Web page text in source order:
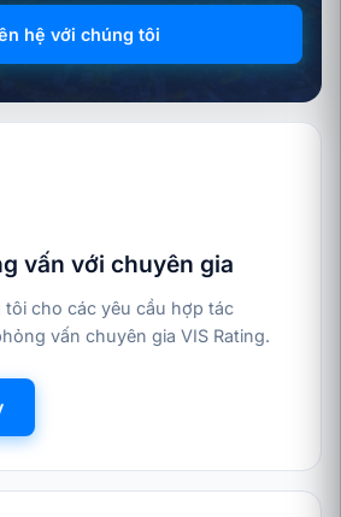
hệ với chúng tôi
vấn với chuyên gia
tôi cho các yêu cầu hợp tác
vấn chuyên gia VIS Rating.